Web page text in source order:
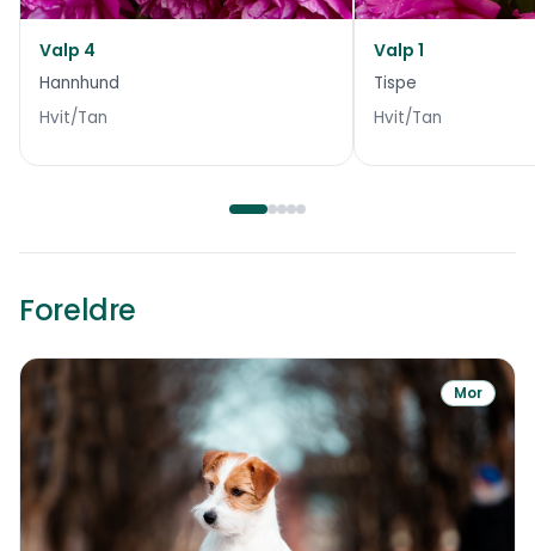
Valp 4
Hannhund
Hvit/Tan
Valp 1
Tispe
Hvit/Tan
Foreldre
Mor